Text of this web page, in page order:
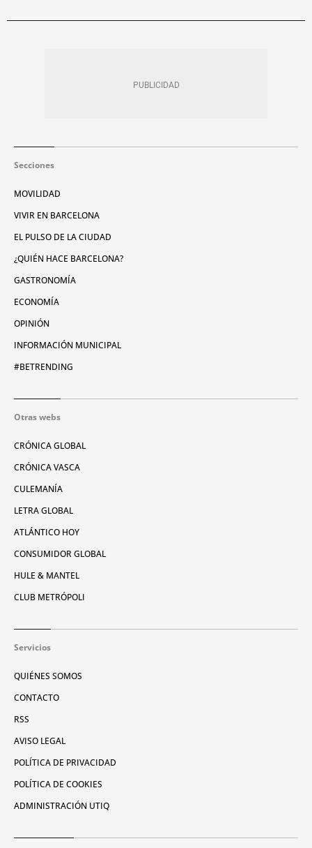
Secciones
MOVILIDAD
VIVIR EN BARCELONA
EL PULSO DE LA CIUDAD
¿QUIÉN HACE BARCELONA?
GASTRONOMÍA
ECONOMÍA
OPINIÓN
INFORMACIÓN MUNICIPAL
#BETRENDING
Otras webs
CRÓNICA GLOBAL
CRÓNICA VASCA
CULEMANÍA
LETRA GLOBAL
ATLÁNTICO HOY
CONSUMIDOR GLOBAL
HULE & MANTEL
CLUB METRÓPOLI
Servicios
QUIÉNES SOMOS
CONTACTO
RSS
AVISO LEGAL
POLÍTICA DE PRIVACIDAD
POLÍTICA DE COOKIES
ADMINISTRACIÓN UTIQ